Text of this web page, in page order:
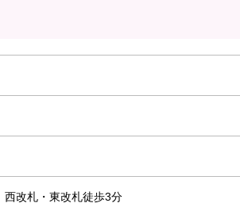
西改札・東改札徒歩3分